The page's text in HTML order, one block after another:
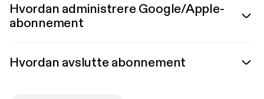
Hvordan administrere Google/Apple-
abonnement
Hvordan avslutte abonnement